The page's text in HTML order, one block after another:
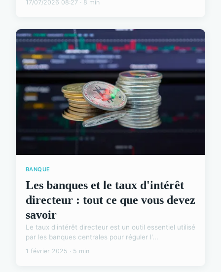
17/07/2026 08:27 · 8 min
BANQUE
Les banques et le taux d'intérêt
directeur : tout ce que vous devez
savoir
Le taux d'intérêt directeur est un outil essentiel utilisé
par les banques centrales pour réguler l'...
1 février 2025 · 5 min